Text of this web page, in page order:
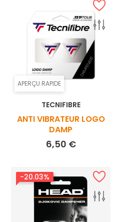
APERÇU RAPIDE
TECNIFIBRE
ANTI VIBRATEUR LOGO
DAMP
6,50 €Prix
-20.03%